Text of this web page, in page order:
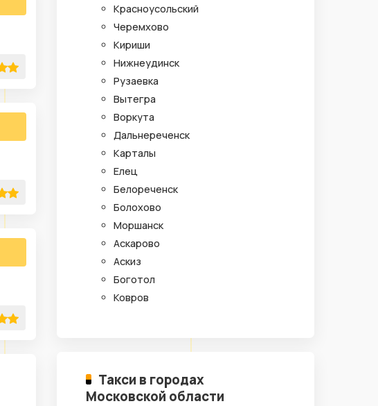
Красноусольский
Черемхово
Кириши
Нижнеудинск
Рузаевка
Вытегра
Воркута
Дальнереченск
Карталы
Елец
Белореченск
Болохово
Моршанск
Аскарово
Аскиз
Боготол
Ковров
Такси в городах
Московской области